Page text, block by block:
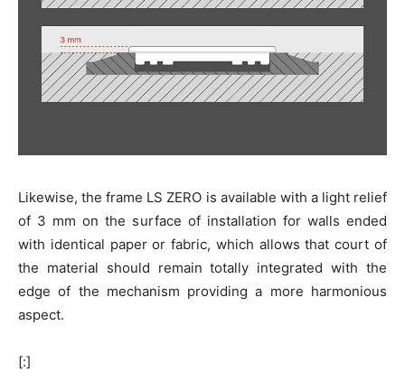
Likewise, the frame LS ZERO is available with a light relief
of 3 mm on the surface of installation for walls ended
with identical paper or fabric, which allows that court of
the material should remain totally integrated with the
edge of the mechanism providing a more harmonious
aspect.
[:]